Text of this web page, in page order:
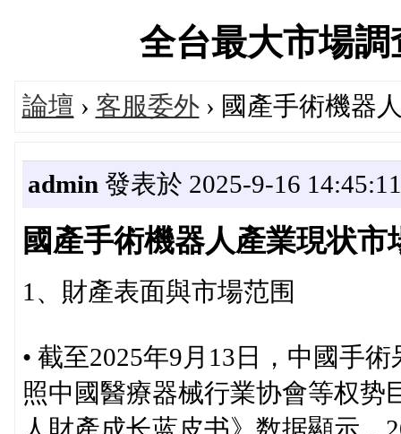
全台最大市場
論壇 › 客服委外› 國產手術機器
admin 發表於 2025-9-16 14:45:11
國產手術機器人產業現状市
1、財產表面與市場范围
• 截至2025年9月13日，中國手
照中國醫療器械行業协會等权势